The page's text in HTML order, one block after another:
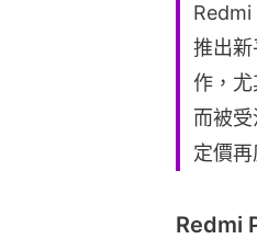
Redmi
推出
作，
而被
定價
Redmi